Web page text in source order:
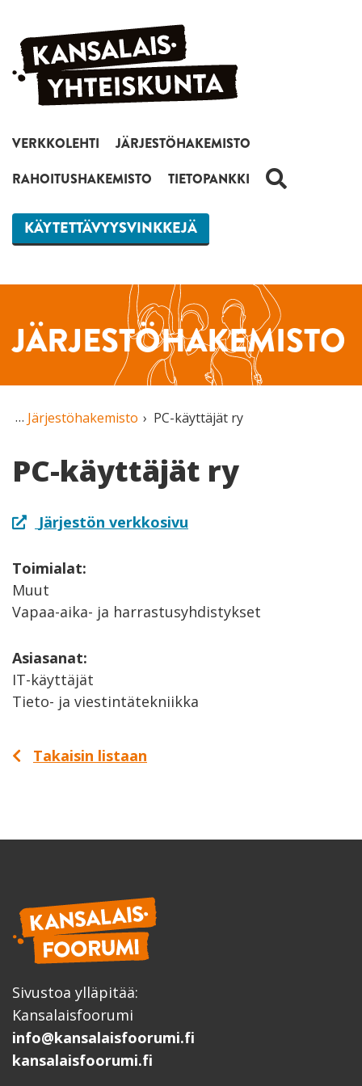
Siirry sisältöön
VERKKOLEHTI
JÄRJESTÖHAKEMISTO
RAHOITUSHAKEMISTO
TIETOPANKKI HAKU
KÄYTETTÄVYYSVINKKEJÄ
JÄRJESTÖHAKEMISTO
Järjestöhakemisto PC-käyttäjät ry
PC-käyttäjät ry
Järjestön verkkosivu
Toimialat:
Muut
Vapaa-aika- ja harrastusyhdistykset
Asiasanat:
IT-käyttäjät
Tieto- ja viestintätekniikka
Takaisin listaan
Sivustoa ylläpitää:
Kansalaisfoorumi
info@kansalaisfoorumi.fi
kansalaisfoorumi.fi